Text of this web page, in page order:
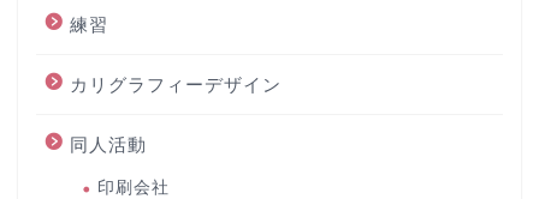
練習
カリグラフィーデザイン
同人活動
印刷会社